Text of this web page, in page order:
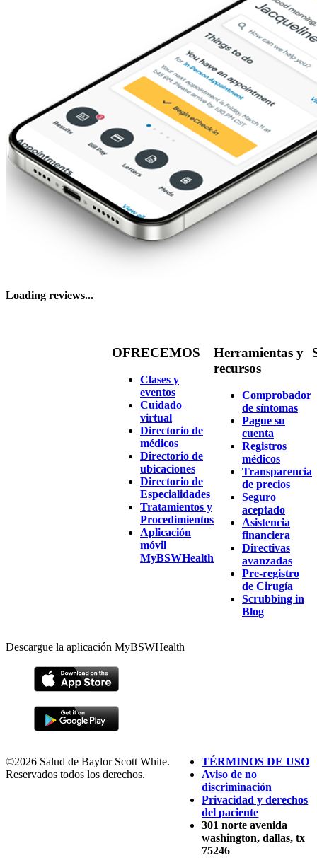
Loading reviews...
OFRECEMOS
Clases y
eventos
Cuidado
virtual
Directorio de
médicos
Directorio de
ubicaciones
Directorio de
Especialidades
Tratamientos y
Procedimientos
Aplicación
móvil
MyBSWHealth
Herramientas y
recursos
Comprobador
de síntomas
Pague su
cuenta
Registros
médicos
Transparencia
de precios
Seguro
aceptado
Asistencia
financiera
Directivas
avanzadas
Pre-registro
de Cirugía
Scrubbing in
Blog
Descargue la aplicación MyBSWHealth
©2026 Salud de Baylor Scott White.
Reservados todos los derechos.
TÉRMINOS DE USO
Aviso de no
discriminación
Privacidad y derechos
del paciente
301 norte avenida
washington, dallas, tx
75246